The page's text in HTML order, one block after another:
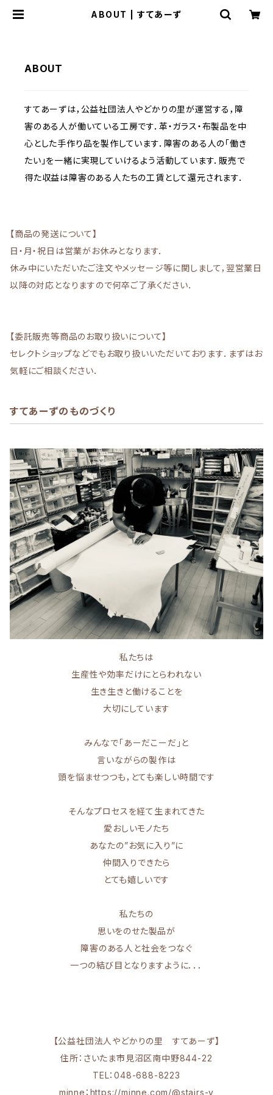
ABOUT | すてあーず
ABOUT
すてあーずは，公益社団法人やどかりの里が運営する，障
害のある人が働いている工房です．革・ガラス・布製品を中
心とした手作り品を製作しています．障害のある人の「働き
たい」を一緒に実現していけるよう活動しています．販売で
得た収益は障害のある人たちの工賃として還元されます．
【商品の発送について】
日・月・祝日は営業がお休みとなります．
休み中にいただいたご注文やメッセージ等に関しまして，翌営業日
以降の対応となりますので何卒ご了承ください．
【委託販売等商品のお取り扱いについて】
セレクトショップなどでもお取り扱いいただいております．まずはお
気軽にご相談ください．
すてあーずのものづくり
私たちは
生産性や効率だけにとらわれない
生き生きと働けることを
大切にしています
みんなで「あーだこーだ」と
言いながらの製作は
頭を悩ませつつも，とても楽しい時間です
そんなプロセスを経て生まれてきた
愛おしいモノたち
あなたの”お気に入り”に
仲間入りできたら
とても嬉しいです
私たちの
思いをのせた製品が
障害のある人と社会をつなぐ
一つの結び目となりますように．．．
【公益社団法人やどかりの里 すてあーず】
住所：さいたま市見沼区南中野844-22
TEL：048-688-8223
minne： https://minne.com/@stairs-y